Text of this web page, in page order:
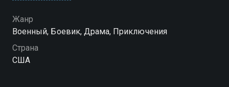
Жанр
Военный, Боевик, Драма, Приключения
Страна
США